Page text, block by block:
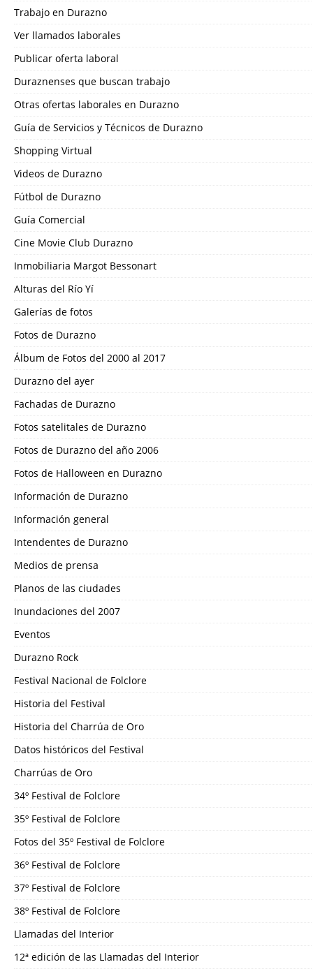
Trabajo en Durazno
Ver llamados laborales
Publicar oferta laboral
Duraznenses que buscan trabajo
Otras ofertas laborales en Durazno
Guía de Servicios y Técnicos de Durazno
Shopping Virtual
Videos de Durazno
Fútbol de Durazno
Guía Comercial
Cine Movie Club Durazno
Inmobiliaria Margot Bessonart
Alturas del Río Yí
Galerías de fotos
Fotos de Durazno
Álbum de Fotos del 2000 al 2017
Durazno del ayer
Fachadas de Durazno
Fotos satelitales de Durazno
Fotos de Durazno del año 2006
Fotos de Halloween en Durazno
Información de Durazno
Información general
Intendentes de Durazno
Medios de prensa
Planos de las ciudades
Inundaciones del 2007
Eventos
Durazno Rock
Festival Nacional de Folclore
Historia del Festival
Historia del Charrúa de Oro
Datos históricos del Festival
Charrúas de Oro
34º Festival de Folclore
35º Festival de Folclore
Fotos del 35º Festival de Folclore
36º Festival de Folclore
37º Festival de Folclore
38º Festival de Folclore
Llamadas del Interior
12ª edición de las Llamadas del Interior